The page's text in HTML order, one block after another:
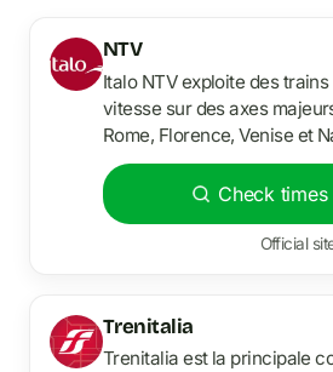
NTV
Italo NTV exploite des
vitesse sur des axes
Rome, Florence, Venise et
Check
Official
Trenitalia
Trenitalia est la principale